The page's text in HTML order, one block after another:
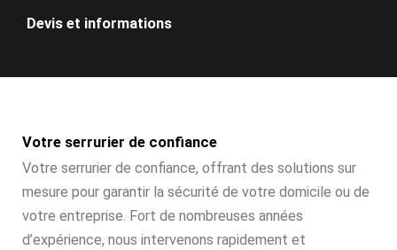
Devis et informations
Votre serrurier de confiance
Votre serrurier de confiance, offrant des solutions sur
mesure pour garantir la sécurité de votre domicile ou de
votre entreprise. Fort de nombreuses années
d’expérience, nous intervenons rapidement et